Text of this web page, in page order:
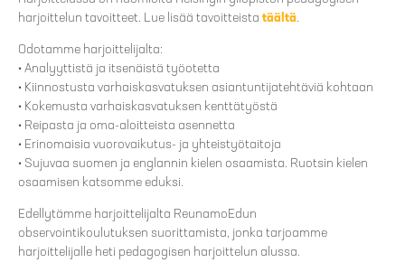
harjoittelun tavoitteet. Lue lisää tavoitteista täältä.
Odotamme harjoittelijalta:
• Analyyttistä ja itsenäistä työotetta
• Kiinnostusta varhaiskasvatuksen asiantuntijatehtäviä kohtaan
• Kokemusta varhaiskasvatuksen kenttätyöstä
• Reipasta ja oma-aloitteista asennetta
• Erinomaisia vuorovaikutus- ja yhteistyötaitoja
• Sujuvaa suomen ja englannin kielen osaamista. Ruotsin kielen
osaamisen katsomme eduksi.
Edellytämme harjoittelijalta ReunamoEdun
observointikoulutuksen suorittamista, jonka tarjoamme
harjoittelijalle heti pedagogisen harjoittelun alussa.